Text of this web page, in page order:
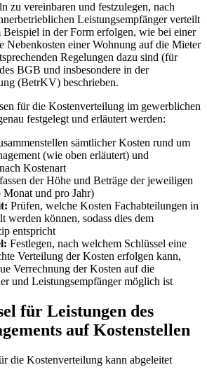
zu vereinbaren und festzulegen, nach
Leistungsempfänger verteilt
Beispiel in der Form erfolgen, wie bei einer
Nebenkosten einer Wohnung auf die Mieter
Regelungen dazu sind (für
BGB und insbesondere in der
(BetrKV) beschrieben.
für die Kostenverteilung im gewerblichen
festgelegt und erläutert werden:
sämtlicher Kosten rund um
(wie oben erläutert) und
Kostenart
der Höhe und Beträge der jeweiligen
Monat und pro Jahr)
Prüfen, welche Kosten Fachabteilungen in
werden können, sodass dies dem
entspricht
Festlegen, nach welchem Schlüssel eine
Verteilung der Kosten erfolgen kann,
Verrechnung der Kosten auf die
und Leistungsempfänger möglich ist
für Leistungen des
auf Kostenstellen
die Kostenverteilung kann abgeleitet